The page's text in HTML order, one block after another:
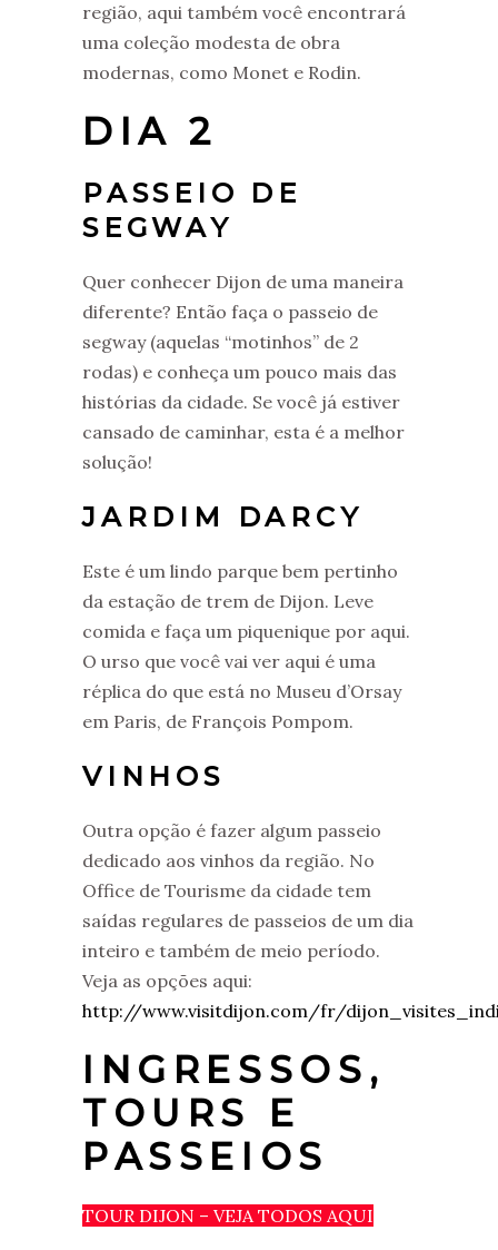
região, aqui também você encontrará
uma coleção modesta de obra
modernas, como Monet e Rodin.
DIA 2
PASSEIO DE
SEGWAY
Quer conhecer Dijon de uma maneira
diferente? Então faça o passeio de
segway (aquelas “motinhos” de 2
rodas) e conheça um pouco mais das
histórias da cidade. Se você já estiver
cansado de caminhar, esta é a melhor
solução!
JARDIM DARCY
Este é um lindo parque bem pertinho
da estação de trem de Dijon. Leve
comida e faça um piquenique por aqui.
O urso que você vai ver aqui é uma
réplica do que está no Museu d’Orsay
em Paris, de François Pompom.
VINHOS
Outra opção é fazer algum passeio
dedicado aos vinhos da região. No
Office de Tourisme da cidade tem
saídas regulares de passeios de um dia
inteiro e também de meio período.
Veja as opções aqui:
http://www.visitdijon.com/fr/
INGRESSOS,
TOURS E
PASSEIOS
TOUR DIJON – VEJA TODOS AQUI